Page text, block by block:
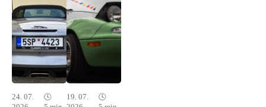
24. 07.
🕓
19. 07.
🕓